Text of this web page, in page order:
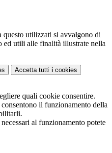
questo utilizzati si avvalgono di
ed utili alle finalità illustrate nella
Accetta tutti i cookies
quali cookie consentire.
il funzionamento della
al funzionamento potete